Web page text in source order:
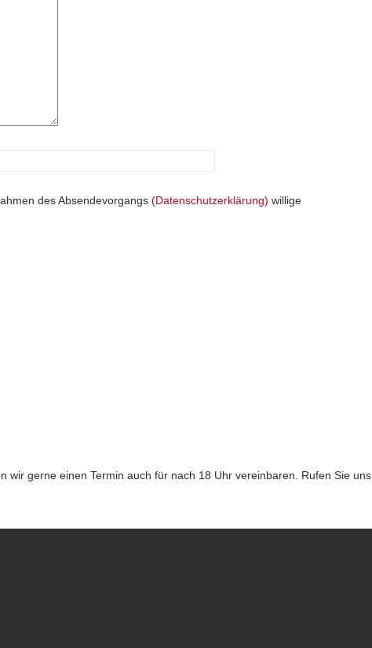
des Absendevorgangs (Datenschutzerklärung) willige
wir gerne einen Termin auch für nach 18 Uhr vereinbaren. Rufen Sie